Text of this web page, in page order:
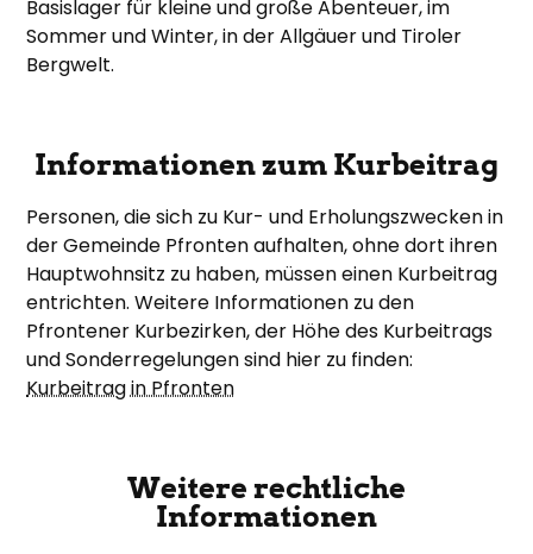
Basislager für kleine und große Abenteuer, im
Sommer und Winter, in der Allgäuer und Tiroler
Bergwelt.
Informationen zum Kurbeitrag
Personen, die sich zu Kur- und Erholungszwecken in
der Gemeinde Pfronten aufhalten, ohne dort ihren
Hauptwohnsitz zu haben, müssen einen Kurbeitrag
entrichten. Weitere Informationen zu den
Pfrontener Kurbezirken, der Höhe des Kurbeitrags
und Sonderregelungen sind hier zu finden:
Kurbeitrag in Pfronten
Weitere rechtliche
Informationen